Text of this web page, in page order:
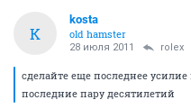
K
kosta
old hamster
28 июля 2011 rolex
сделайте еще последнее
последние пару десятилетий